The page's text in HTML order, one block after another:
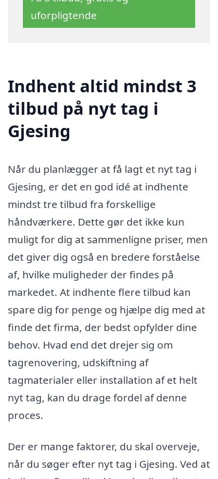
uforpligtende
Indhent altid mindst 3
tilbud på nyt tag i
Gjesing
Når du planlægger at få lagt et nyt tag i
Gjesing, er det en god idé at indhente
mindst tre tilbud fra forskellige
håndværkere. Dette gør det ikke kun
muligt for dig at sammenligne priser, men
det giver dig også en bredere forståelse
af, hvilke muligheder der findes på
markedet. At indhente flere tilbud kan
spare dig for penge og hjælpe dig med at
finde det firma, der bedst opfylder dine
behov. Hvad end det drejer sig om
tagrenovering, udskiftning af
tagmaterialer eller installation af et helt
nyt tag, kan du drage fordel af denne
proces.
Der er mange faktorer, du skal overveje,
når du søger efter nyt tag i Gjesing. Ved at